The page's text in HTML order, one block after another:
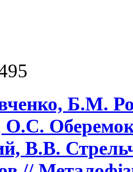
Б.М.
В.В.